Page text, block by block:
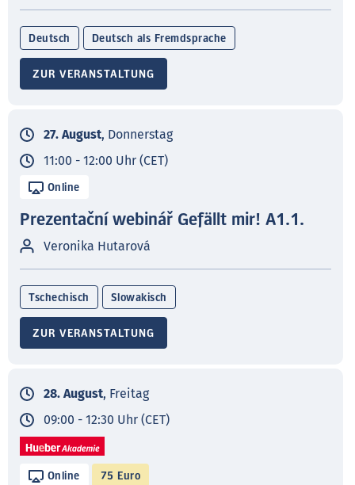
Deutsch Deutsch als Fremdsprache
ZUR VERANSTALTUNG
27. August, Donnerstag
11:00 - 12:00 Uhr (CET)
Online
Prezentační webinář Gefällt mir! A1.1.
Veronika Hutarová
Tschechisch Slowakisch
ZUR VERANSTALTUNG
28. August, Freitag
09:00 - 12:30 Uhr (CET)
Online 75 Euro